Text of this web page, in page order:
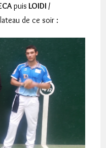
puis LOIDI /
de ce soir :